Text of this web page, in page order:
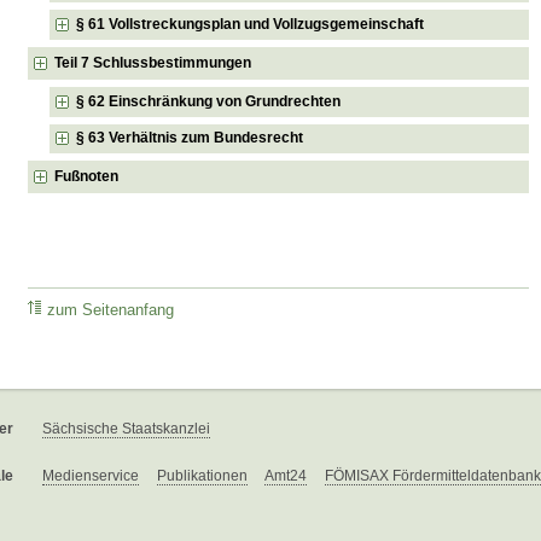
§ 61 Vollstreckungsplan und Vollzugsgemeinschaft
Teil 7 Schlussbestimmungen
§ 62 Einschränkung von Grundrechten
§ 63 Verhältnis zum Bundesrecht
Fußnoten
zum Seitenanfang
Sächsische Staatskanzlei
Medienservice Publikationen Amt24 FÖMISAX Fördermitteldatenbank